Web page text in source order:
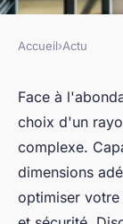
Alicia•30 mai
Accueil›Actu
Face à
choix d'un
complexe.
dimensions
optimiser